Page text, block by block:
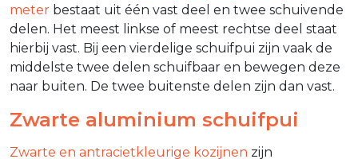
meter bestaat uit één vast deel en twee schuivende
delen. Het meest linkse of meest rechtse deel staat
hierbij vast. Bij een vierdelige schuifpui zijn vaak de
middelste twee delen schuifbaar en bewegen deze
naar buiten. De twee buitenste delen zijn dan vast.
Zwarte aluminium schuifpui
Zwarte en antracietkleurige kozijnen zijn